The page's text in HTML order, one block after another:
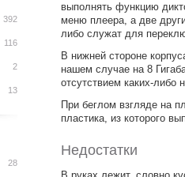
выполнять функцию
меню плеера, а две
либо служат для
В нижней стороне
нашем случае на 8
отсутствием каких-либо
При беглом взгляде на
пластика, из которого
Недостатки
392
116
2
13
28